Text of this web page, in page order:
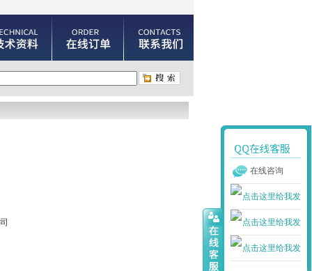
在线咨询